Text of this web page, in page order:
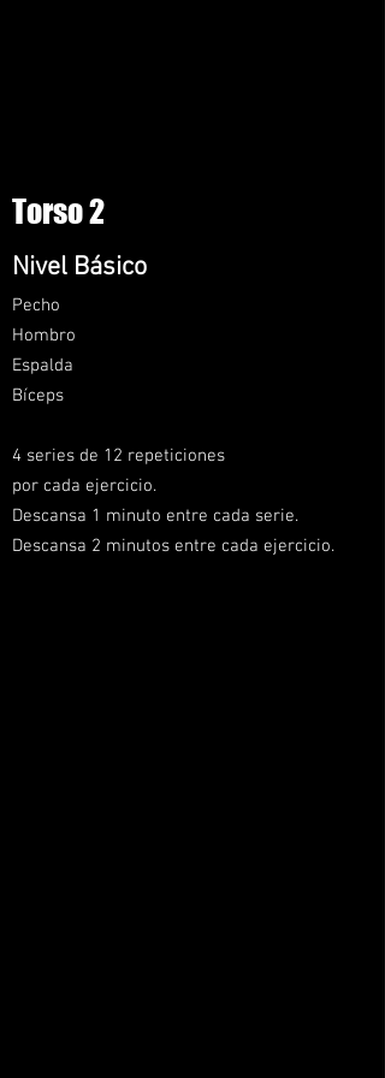
Torso 2
Nivel Básico
Pecho
Hombro
Espalda
Bíceps
4 series de 12 repeticiones
por cada ejercicio.
Descansa 1 minuto entre cada serie.
Descansa 2 minutos entre cada ejercicio.